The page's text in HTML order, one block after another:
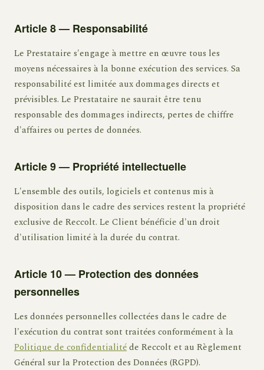
Article 8 — Responsabilité
Le Prestataire s'engage à mettre en œuvre tous les
moyens nécessaires à la bonne exécution des services. Sa
responsabilité est limitée aux dommages directs et
prévisibles. Le Prestataire ne saurait être tenu
responsable des dommages indirects, pertes de chiffre
d'affaires ou pertes de données.
Article 9 — Propriété intellectuelle
L'ensemble des outils, logiciels et contenus mis à
disposition dans le cadre des services restent la propriété
exclusive de Reccolt. Le Client bénéficie d'un droit
d'utilisation limité à la durée du contrat.
Article 10 — Protection des données
personnelles
Les données personnelles collectées dans le cadre de
l'exécution du contrat sont traitées conformément à la
Politique de confidentialitéde Reccolt et au Règlement
Général sur la Protection des Données (RGPD).